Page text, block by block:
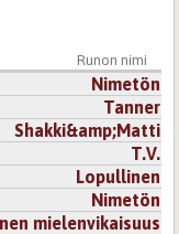
Runon nimi
Nimetön
Tanner
Shakki&amp;Matti
T.V.
Lopullinen
Nimetön
mielenvikaisuus